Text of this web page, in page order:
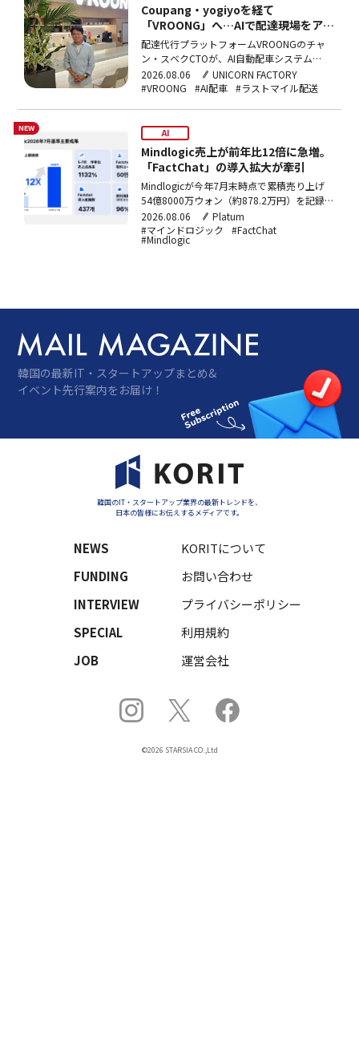
Coupang・yogiyoを経て
「VROONG」へ…AIで配達現場をアッ
プデート
配達代行プラットフォームVROONGのチャ
ン・スベクCTOが、AI自動配車システム
「VROONGプラス」による店舗到着時間
30%短縮の成果と、ラストマイルのサービス
2026.08.06
UNICORN FACTORY
#VROONG
#AI配車 #ラストマイル配送
NEW AI
Mindlogic売上が前年比12倍に急増。
「FactChat」の導入拡大が牽引
Mindlogicが今年7月末時点で累積売り上げ
54億8000万ウォン（約878.2万円）を記録
し、前年同期比1132%増となった。政府部
省や大学を中心に生成AI導入が広がり、主力
製品「FactChat」の有料ユーザーは約50万
2026.08.06
Platum
#マインドロジック
#FactChat
#Mindlogic
韓国の最新IT・スタートアップまとめ&
イベント先行案内をお届け！
韓国のIT・スタートアップ業界の最新トレンドを、
日本の皆様にお伝えするメディアです。
NEWS
FUNDING
INTERVIEW
SPECIAL
JOB
KORITについて
お問い合わせ
プライバシーポリシー
利用規約
運営会社
©2026 STARSIA CO.,Ltd